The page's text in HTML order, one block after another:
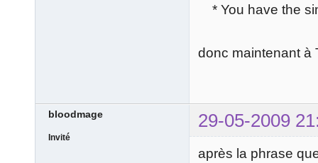
* You have the
donc maintenant à
bloodmage 29-05-2009
Invité
après la phrase